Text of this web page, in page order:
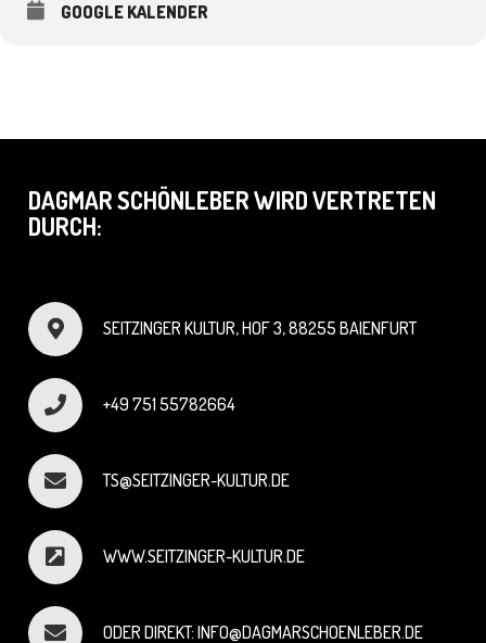
GOOGLE KALENDER
DAGMAR SCHÖNLEBER WIRD VERTRETEN
DURCH:
SEITZINGER KULTUR, HOF 3, 88255 BAIENFURT
+49 751 55782664
TS@SEITZINGER-KULTUR.DE
WWW.SEITZINGER-KULTUR.DE
ODER DIREKT: INFO@DAGMARSCHOENLEBER.DE